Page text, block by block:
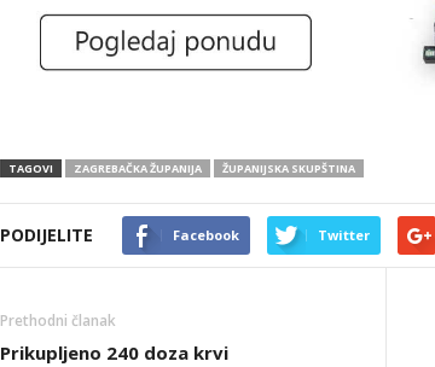
TAGOVI ZAGREBAČKA ŽUPANIJA ŽUPANIJSKA SKUPŠTINA
PODIJELITE Facebook Twitter
Prethodni članak
Prikupljeno 240 doza krvi